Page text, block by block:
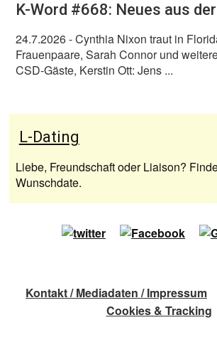
K-Word #668: Neues aus
24.7.2026- Cynthia Nixon traut in
Frauenpaare, Sarah Connor und
CSD-Gäste, Kerstin Ott: Jens ...
L-Dating
Liebe, Freundschaft oder Liaison?
Wunschdate.
Kontakt / Mediadaten / Impressum
Cookies & Tracking